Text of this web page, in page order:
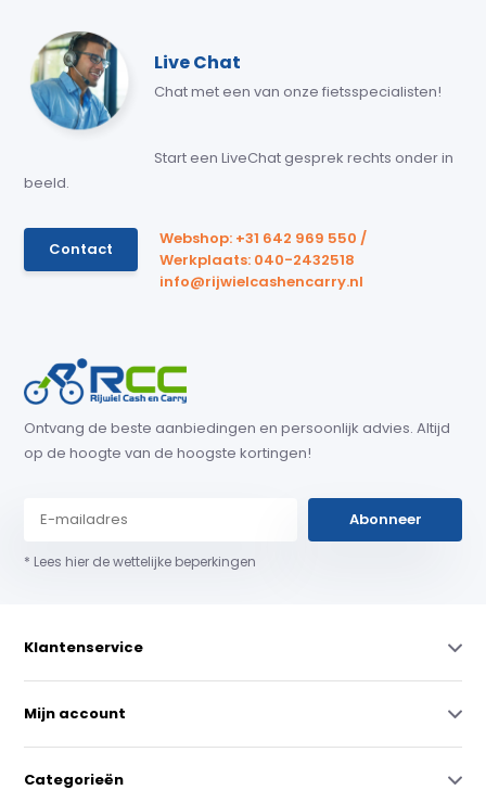
Live Chat
Chat met een van onze fietsspecialisten!
Start een LiveChat gesprek rechts onder in
beeld.
Contact
Webshop: +31 642 969 550 /
Werkplaats: 040-2432518
info@rijwielcashencarry.nl
Ontvang de beste aanbiedingen en persoonlijk advies. Altijd
op de hoogte van de hoogste kortingen!
Abonneer
* Lees hier de wettelijke beperkingen
Klantenservice
Mijn account
Categorieën